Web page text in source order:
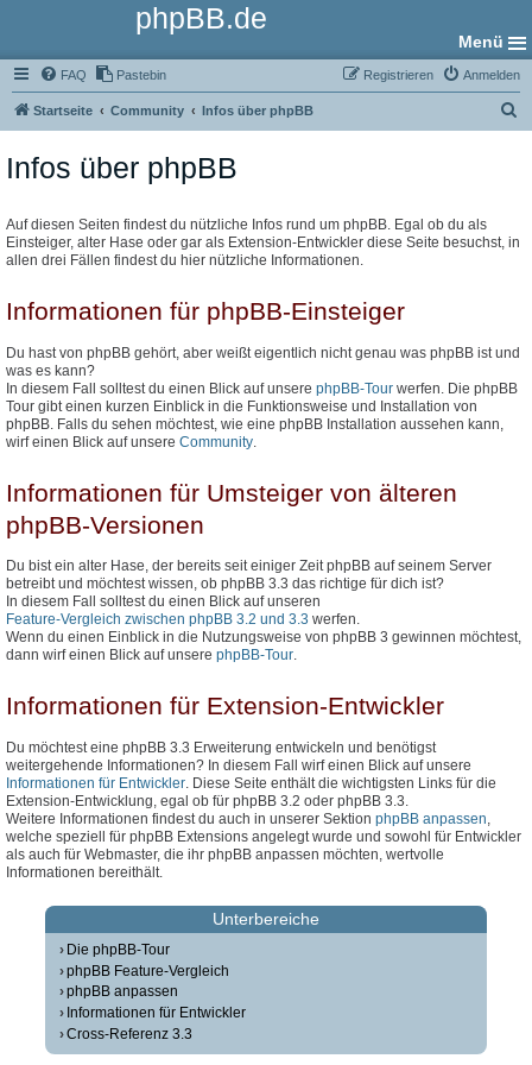
phpBB.de
Menü
FAQ Pastebin Anmelden
Registrieren
Startseite Community Infos über phpBB
Infos über phpBB
Auf diesen Seiten findest du nützliche Infos rund um phpBB. Egal ob du als
Einsteiger, alter Hase oder gar als Extension-Entwickler diese Seite besuchst, in
allen drei Fällen findest du hier nützliche Informationen.
Informationen für phpBB-Einsteiger
Du hast von phpBB gehört, aber weißt eigentlich nicht genau was phpBB ist und
was es kann?
In diesem Fall solltest du einen Blick auf unsere phpBB-Tour werfen. Die phpBB
Tour gibt einen kurzen Einblick in die Funktionsweise und Installation von
phpBB. Falls du sehen möchtest, wie eine phpBB Installation aussehen kann,
wirf einen Blick auf unsere Community
Informationen für Umsteiger von älteren
phpBB-Versionen
Du bist ein alter Hase, der bereits seit einiger Zeit phpBB auf seinem Server
betreibt und möchtest wissen, ob phpBB 3.3 das richtige für dich ist?
In diesem Fall solltest du einen Blick auf unseren
Feature-Vergleich zwischen phpBB 3.2 und 3.3 werfen.
Wenn du einen Einblick in die Nutzungsweise von phpBB 3 gewinnen möchtest,
dann wirf einen Blick auf unsere phpBB-Tour.
Informationen für Extension-Entwickler
Du möchtest eine phpBB 3.3 Erweiterung entwickeln und benötigst
weitergehende Informationen? In diesem Fall wirf einen Blick auf unsere
Informationen für Entwickler . Diese Seite enthält die wichtigsten Links für die
Extension-Entwicklung, egal ob für phpBB 3.2 oder phpBB 3.3.
Weitere Informationen findest du auch in unserer Sektion phpBB anpassen
welche speziell für phpBB Extensions angelegt wurde und sowohl für Entwickler
als auch für Webmaster, die ihr phpBB anpassen möchten, wertvolle
Informationen bereithält.
Unterbereiche
Die phpBB-Tour
phpBB Feature-Vergleich
phpBB anpassen
Informationen für Entwickler
Cross-Referenz 3.3